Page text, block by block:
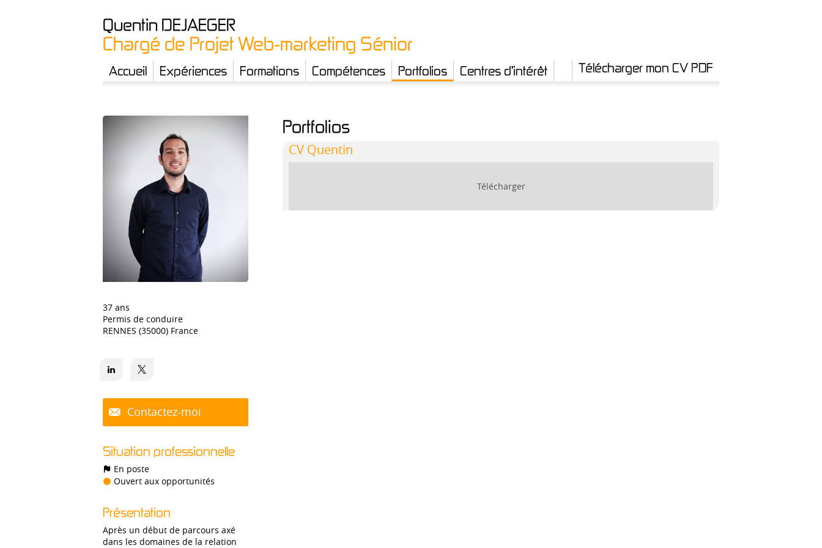
Quentin DEJAEGER
Chargé de Projet Web-marketing Sénior
Accueil Expériences Formations Compétences Portfolios Centres d'intérêt Télécharger mon CV PDF
37 ans
Permis de conduire
RENNES (35000) France
Contactez-moi
Situation professionnelle
En poste
Ouvert aux opportunités
Présentation
Après un début de parcours axé
dans les domaines de la relation
Portfolios
CV Quentin
Télécharger